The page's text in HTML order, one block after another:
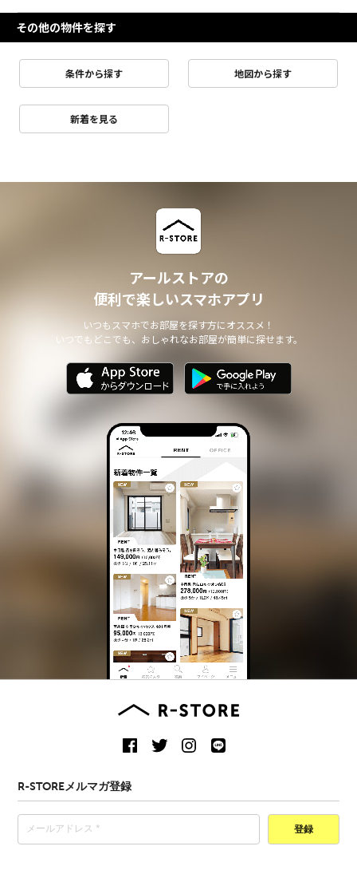
その他の物件を探す
条件から探す 地図から探す
新着を見る
アールストアの
便利で楽しいスマホアプリ
いつもスマホでお部屋を探す方にオススメ！
いつでもどこでも、おしゃれなお部屋が簡単に探せます。
R-STOREメルマガ登録
登録